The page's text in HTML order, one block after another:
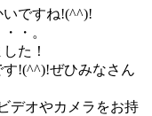
ですね!(^^)!
・。
た！
!(^^)!ぜひみなさん
デオやカメラをお持